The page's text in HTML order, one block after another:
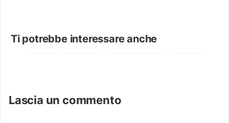
Ti potrebbe interessare anche
Lascia un commento